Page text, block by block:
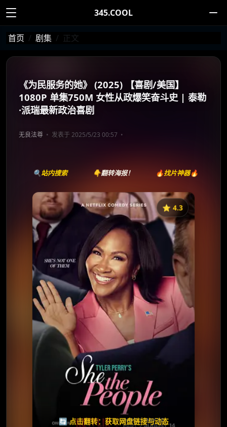
345.COOL
首页 剧集 正文
《为民服务的她》 (2025) 【喜剧/美国】
1080P 单集750M 女性从政爆笑奋斗史 | 泰勒
·派瑞最新政治喜剧
无良法尊 发表于 2025/5/23 00:57
🔍站内搜索 👇翻转海报！ 🔥找片神器🔥
⭐️ 4.3
🔄 点击翻转：获取网盘链接与动态
《为民服务的她》
收藏
⭐️ 评分：4.3 | 🎬 2025年
📺 连载中
夸克网盘
失效请反馈
🧧️
天天领红包